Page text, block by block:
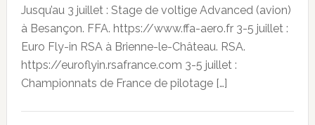
Jusqu’au 3 juillet : Stage de voltige Advanced (avion)
à Besançon. FFA. https://www.ffa-aero.fr 3-5 juillet :
Euro Fly-in RSA à Brienne-le-Château. RSA.
https://euroflyin.rsafrance.com 3-5 juillet :
Championnats de France de pilotage […]